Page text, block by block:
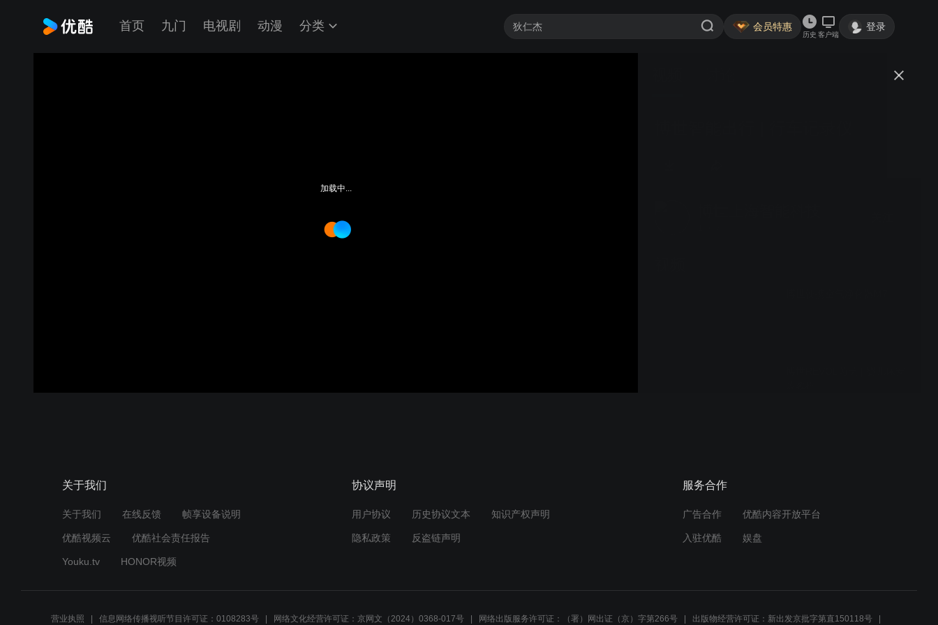
首页 九门 电视剧 动漫 分类 会员特惠
历史 客户端
登录
加载中...
作指引
关于我们
关于我们 在线反馈 帧享设备说明
优酷视频云 优酷社会责任报告
Youku.tv HONOR视频
协议声明
用户协议 历史协议文本 知识产权声明
隐私政策 反盗链声明
服务合作
广告合作 优酷内容开放平台
入驻优酷 娱盘
营业执照 信息网络传播视听节目许可证：0108283号 网络文化经营许可证：京网文（2024）0368-017号 网络出版服务许可证：（署）网出证（京）字第266号 出版物经营许可证：新出发京批字第直150118号